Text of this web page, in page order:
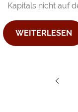
Kapitals nicht auf
WEITERLESEN